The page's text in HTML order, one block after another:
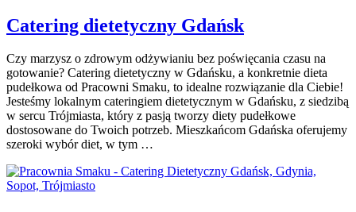
Catering dietetyczny Gdańsk
Czy marzysz o zdrowym odżywianiu bez poświęcania czasu na
gotowanie? Catering dietetyczny w Gdańsku, a konkretnie dieta
pudełkowa od Pracowni Smaku, to idealne rozwiązanie dla Ciebie!
Jesteśmy lokalnym cateringiem dietetycznym w Gdańsku, z siedzibą
w sercu Trójmiasta, który z pasją tworzy diety pudełkowe
dostosowane do Twoich potrzeb. Mieszkańcom Gdańska oferujemy
szeroki wybór diet, w tym …